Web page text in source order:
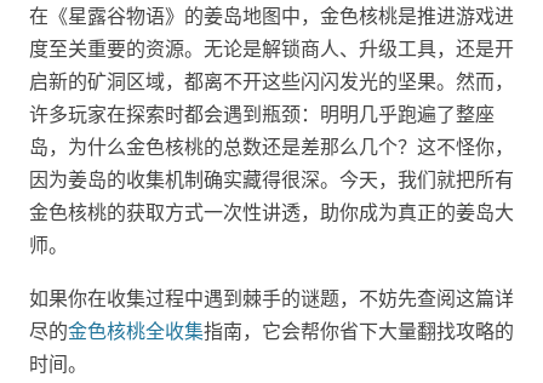
在《星露谷物语》的姜岛地图中，金色核桃是推进游戏进
度至关重要的资源。无论是解锁商人、升级工具，还是开
启新的矿洞区域，都离不开这些闪闪发光的坚果。然而，
许多玩家在探索时都会遇到瓶颈：明明几乎跑遍了整座
岛，为什么金色核桃的总数还是差那么几个？这不怪你，
因为姜岛的收集机制确实藏得很深。今天，我们就把所有
金色核桃的获取方式一次性讲透，助你成为真正的姜岛大
师。
如果你在收集过程中遇到棘手的谜题，不妨先查阅这篇详
尽的金色核桃全收集指南，它会帮你省下大量翻找攻略的
时间。